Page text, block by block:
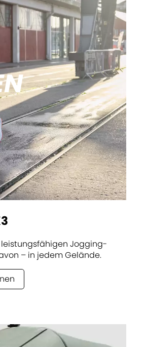
Jogging-
– in jedem Gelände.